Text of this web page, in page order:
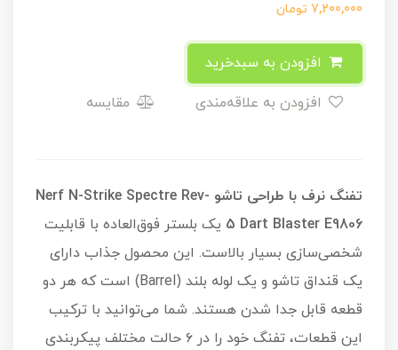
7,200,000 تومان
مقایسه
تفنگ نرف با طراحی تاشو Nerf N-Strike Spectre Rev-
5 Dart Blaster E9806 یک بلستر فوق‌العاده با قابلیت
شخصی‌سازی بسیار بالاست. این محصول جذاب دارای
یک قنداق تاشو و یک لوله بلند (Barrel) است که هر دو
قطعه قابل جدا شدن هستند. شما می‌توانید با ترکیب
این قطعات، تفنگ خود را در ۶ حالت مختلف پیکربندی